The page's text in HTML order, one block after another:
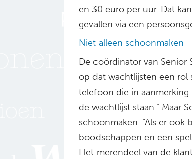
en 30 euro per uur. Dat
gevallen via een
Niet alleen schoonmaken
De coördinator van Senior
op dat wachtlijsten een rol
telefoon die in
de wachtlijst staan.” Maar
schoonmaken. “Als er ook
boodschappen en een
Het merendeel van de